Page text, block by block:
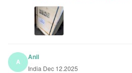
A
Anil
India Dec 12.2025